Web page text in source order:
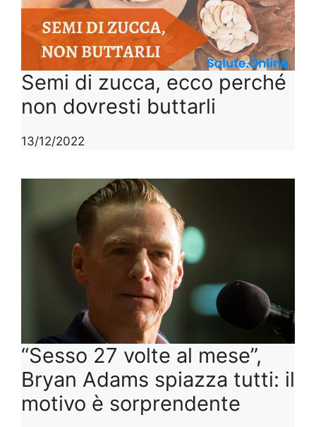
Semi di zucca, ecco perché
non dovresti buttarli
13/12/2022
“Sesso 27 volte al mese”,
Bryan Adams spiazza tutti: il
motivo è sorprendente